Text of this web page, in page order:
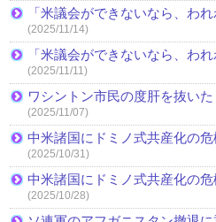
「米議会ができないなら、わ
(2025/11/14)
「米議会ができないなら、わ
(2025/11/11)
ワシントン市民の度肝を抜い
(2025/11/07)
中米諸国にドミノ式共産化の
(2025/10/31)
中米諸国にドミノ式共産化の
(2025/10/28)